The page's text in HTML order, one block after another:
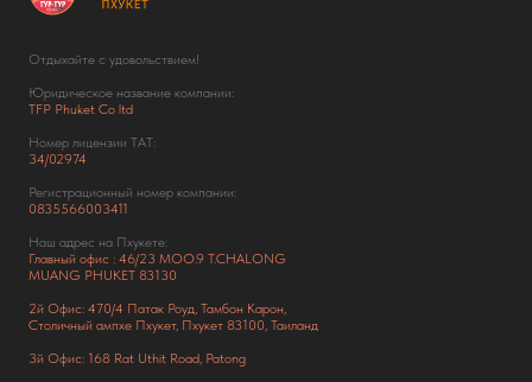
Отдыхайте с удовольствием!
Юридическое название компании:
TFP Phuket Co ltd
Номер лицензии ТАТ:
34/02974
Регистрационный номер компании:
0835566003411
Наш адрес на Пхукете:
Главный офис : 46/23 MOO.9 T.CHALONG
MUANG PHUKET 83130
2й Офис: 470/4 Патак Роуд, Тамбон Карон,
Столичный ампхе Пхукет, Пхукет 83100, Таиланд
3й Офис: 168 Rat Uthit Road, Patong